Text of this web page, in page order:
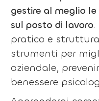
gestire al meglio
sul posto di lavoro
pratico e
strumenti per
aziendale,
benessere